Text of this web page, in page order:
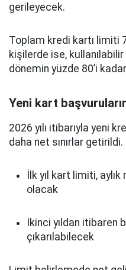
gerileyecek.
Toplam kredi kartı limiti
kişilerde ise,
dönemin yüzde 80’i
Yeni kart
2026 yılı itibarıyla yeni
daha net sınırlar getirildi.
İlk yıl kart limiti,
olacak
İkinci yıldan itibaren
çıkarılabilecek